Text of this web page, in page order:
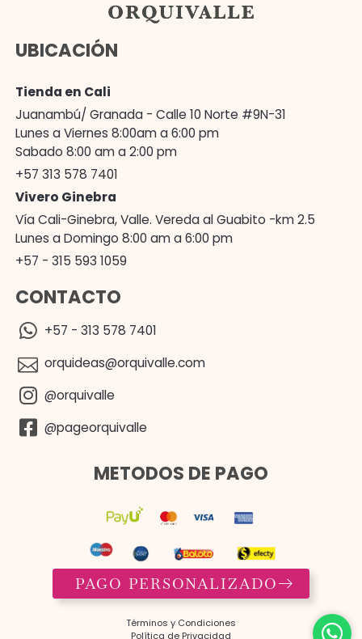
UBICACIÓN
Tienda en Cali
Juanambú/ Granada - Calle 10 Norte #9N-31
Lunes a Viernes 8:00am a 6:00 pm
Sabado 8:00 am a 2:00 pm
+57 313 578 7401
Vivero Ginebra
Vía Cali-Ginebra, Valle. Vereda al Guabito -km 2.5
Lunes a Domingo 8:00 am a 6:00 pm
+57 - 315 593 1059
CONTACTO
+57 - 313 578 7401
orquideas@orquivalle.com
@orquivalle
@pageorquivalle
METODOS DE PAGO
PAGO PERSONALIZADO
Términos y Condiciones​
Política de Privacidad